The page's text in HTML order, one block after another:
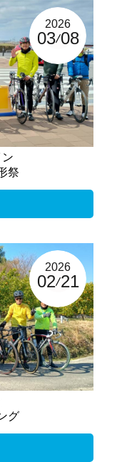
2026
03 08
祭
2026
02 21
グ